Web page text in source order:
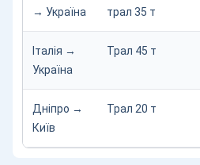
→ Україна
трал 35 т
Італія →
Україна
Трал 45 т
Дніпро →
Київ
Трал 20 т